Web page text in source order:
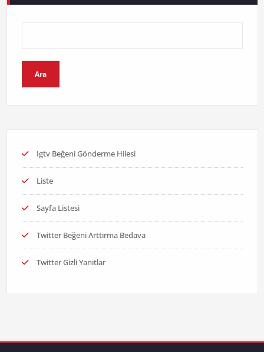
Ara
Igtv Beğeni Gönderme Hilesi
Liste
Sayfa Listesi
Twitter Beğeni Arttırma Bedava
Twitter Gizli Yanıtlar